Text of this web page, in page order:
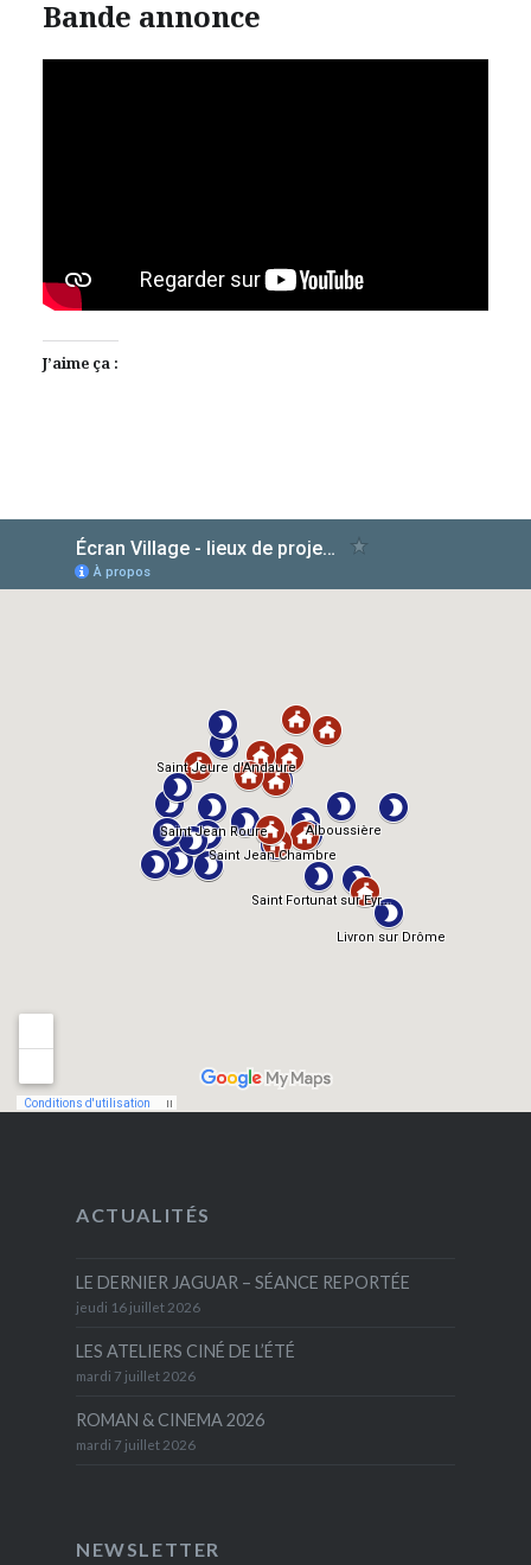
Bande annonce
J’aime ça :
AlloCiné
ACTUALITÉS
LE DERNIER JAGUAR – SÉANCE REPORTÉE
jeudi 16 juillet 2026
LES ATELIERS CINÉ DE L’ÉTÉ
mardi 7 juillet 2026
ROMAN & CINEMA 2026
mardi 7 juillet 2026
NEWSLETTER